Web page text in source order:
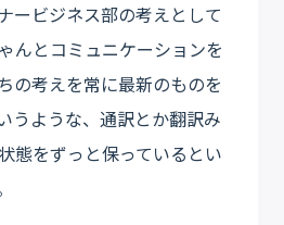
ービジネス部の考えとして
んとコミュニケーションを
の考えを常に最新のものを
うような、通訳とか翻訳み
態をずっと保っているとい